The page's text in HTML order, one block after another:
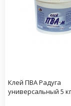
Клей ПВА Радуга
универсальный 5 кг